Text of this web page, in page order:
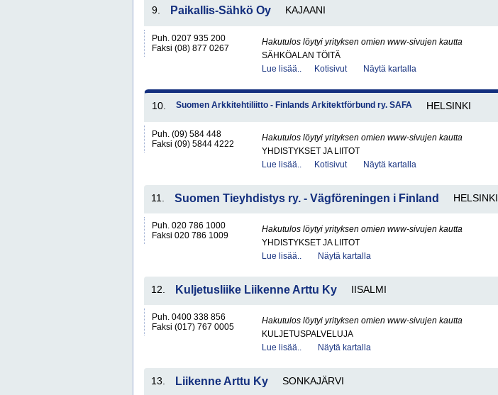
9. Paikallis-Sähkö Oy KAJAANI
Puh. 0207 935 200
Faksi (08) 877 0267
Hakutulos löytyi yrityksen omien www-sivujen kautta
SÄHKÖALAN TÖITÄ
Lue lisää..
Kotisivut Näytä kartalla
10. Suomen Arkkitehtiliitto - Finlands Arkitektförbund ry. SAFA HELSINKI
Puh. (09) 584 448
Faksi (09) 5844 4222
Hakutulos löytyi yrityksen omien www-sivujen kautta
YHDISTYKSET JA LIITOT
Lue lisää..
Kotisivut Näytä kartalla
11. Suomen Tieyhdistys ry. - Vägföreningen i Finland HELSINKI
Puh. 020 786 1000
Faksi 020 786 1009
Hakutulos löytyi yrityksen omien www-sivujen kautta
YHDISTYKSET JA LIITOT
Lue lisää..
Näytä kartalla
12. Kuljetusliike Liikenne Arttu Ky IISALMI
Puh. 0400 338 856
Faksi (017) 767 0005
Hakutulos löytyi yrityksen omien www-sivujen kautta
KULJETUSPALVELUJA
Lue lisää..
Näytä kartalla
13. Liikenne Arttu Ky SONKAJÄRVI